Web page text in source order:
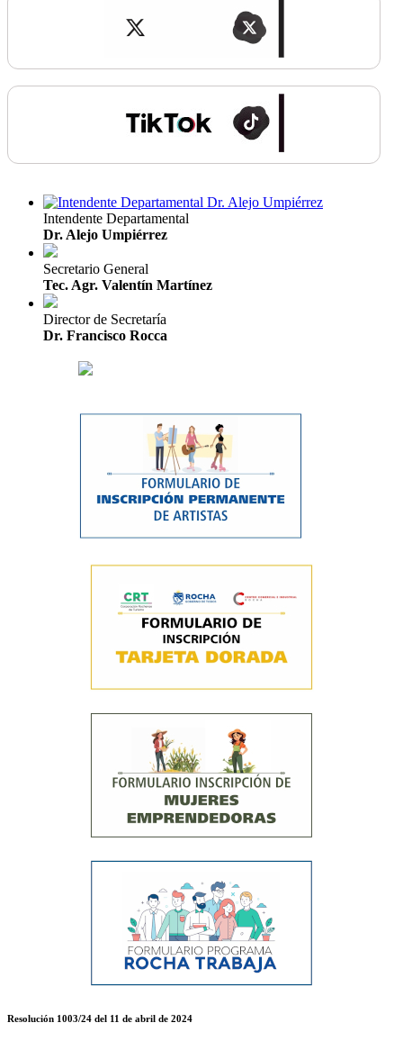
Intendente Departamental
Dr. Alejo Umpiérrez
Secretario General
Tec. Agr. Valentín Martínez
Director de Secretaría
Dr. Francisco Rocca
Resolución 1003/24 del 11 de abril de 2024